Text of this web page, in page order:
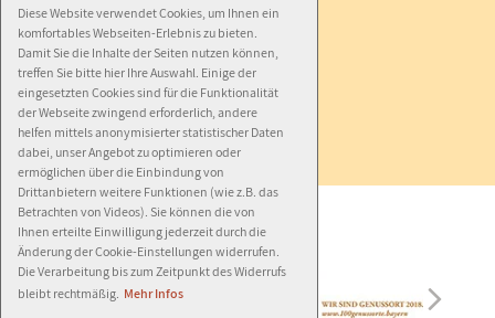
Diese Website verwendet Cookies, um Ihnen ein
komfortables Webseiten-Erlebnis zu bieten.
Damit Sie die Inhalte der Seiten nutzen können,
treffen Sie bitte hier Ihre Auswahl. Einige der
eingesetzten Cookies sind für die Funktionalität
der Webseite zwingend erforderlich, andere
helfen mittels anonymisierter statistischer Daten
dabei, unser Angebot zu optimieren oder
ermöglichen über die Einbindung von
Drittanbietern weitere Funktionen (wie z.B. das
Betrachten von Videos). Sie können die von
Ihnen erteilte Einwilligung jederzeit durch die
Änderung der Cookie-Einstellungen widerrufen.
Die Verarbeitung bis zum Zeitpunkt des Widerrufs
bleibt rechtmäßig. Mehr Infos
Anfahrt
Impressum
Datenschutz
Barrierefreiheit